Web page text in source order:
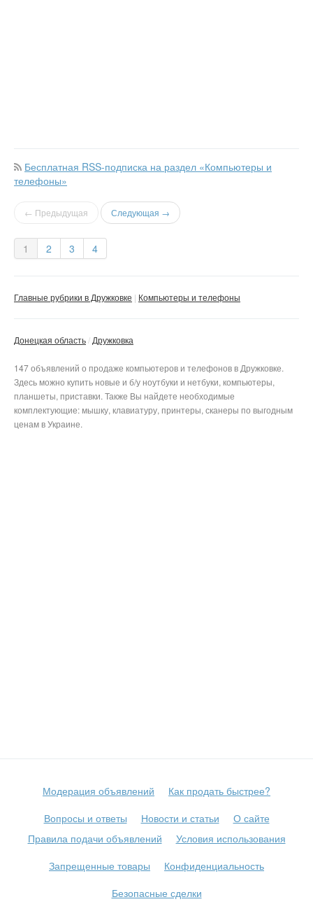
Бесплатная RSS-подписка на раздел «Компьютеры и
телефоны»
← Предыдущая Следующая →
1 2 3 4
Главные рубрики в Дружковке Компьютеры и телефоны
Донецкая область Дружковка
147 объявлений о продаже компьютеров и телефонов в Дружковке.
Здесь можно купить новые и б/у ноутбуки и нетбуки, компьютеры,
планшеты, приставки. Также Вы найдете необходимые
комплектующие: мышку, клавиатуру, принтеры, сканеры по выгодным
ценам в Украине.
Модерация объявлений
Как продать быстрее?
Вопросы и ответы
Новости и статьи
О сайте
Правила подачи объявлений
Условия использования
Запрещенные товары
Конфиденциальность
Безопасные сделки